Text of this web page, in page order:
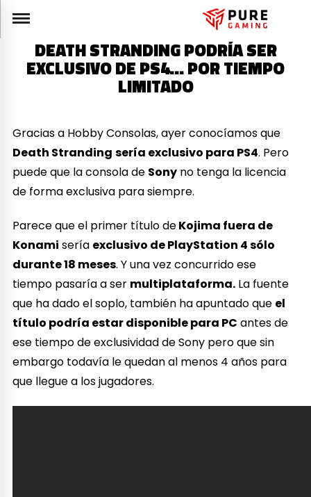
DEATH STRANDING PODRÍA SER
EXCLUSIVO DE PS4… POR TIEMPO
LIMITADO
Gracias a Hobby Consolas, ayer conocíamos que
Death Stranding sería exclusivo para PS4. Pero
puede que la consola de Sony no tenga la licencia
de forma exclusiva para siempre.
Parece que el primer título deKojima fuera de
Konami sería exclusivo de PlayStation 4 sólo
durante 18 meses. Y una vez concurrido ese
tiempo pasaría a ser multiplataforma. La fuente
que ha dado el soplo, también ha apuntado que el
título podría estar disponible para PC antes de
ese tiempo de exclusividad de Sony pero que sin
embargo todavía le quedan al menos 4 años para
que llegue a los jugadores.